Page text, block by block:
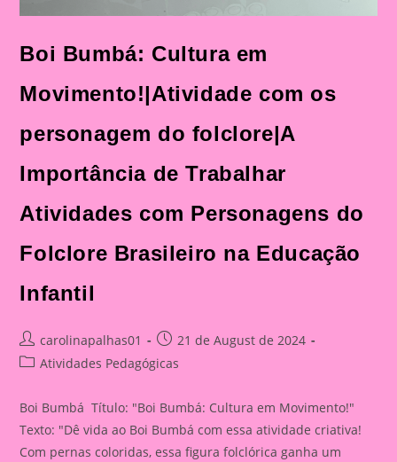
Boi Bumbá: Cultura em
Movimento!|Atividade com os
personagem do folclore|A
Importância de Trabalhar
Atividades com Personagens do
Folclore Brasileiro na Educação
Infantil
Post
author:
carolinapalhas01
Post
published:
21 de August de 2024
PostAtividades Pedagógicas
Boi Bumbá Título: "Boi Bumbá: Cultura em Movimento!"
Texto: "Dê vida ao Boi Bumbá com essa atividade criativa!
Com pernas coloridas, essa figura folclórica ganha um